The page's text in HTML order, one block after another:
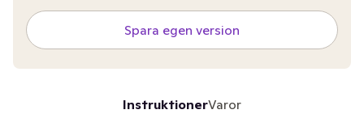
Spara egen version
InstruktionerVaror